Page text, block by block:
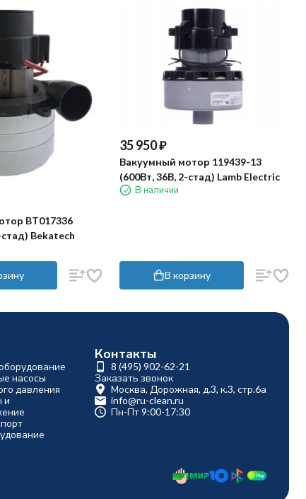
BT017336
Bekatech
35 950₽
Вакуумный мотор 119439-13
(600Вт, 36В, 2-стад) Lamb Electric
В наличии
В корзину
насосы
давления
и
Контакты
8 (495) 902-62-21
Заказать звонок
Москва, Дорожная, д.3, к.3, стр.6а
info@ru-clean.ru
Пн-Пт 9:00-17:30